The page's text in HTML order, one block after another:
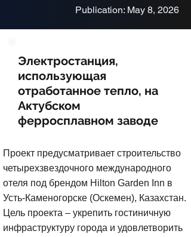
Publication: May 8, 2026
Электростанция,
использующая
отработанное тепло, на
Актубском
ферросплавном заводе
Проект предусматривает строительство
четырехзвездочного международного
отеля под брендом Hilton Garden Inn в
Усть-Каменогорске (Оскемен), Казахстан.
Цель проекта – укрепить гостиничную
инфраструктуру города и удовлетворить